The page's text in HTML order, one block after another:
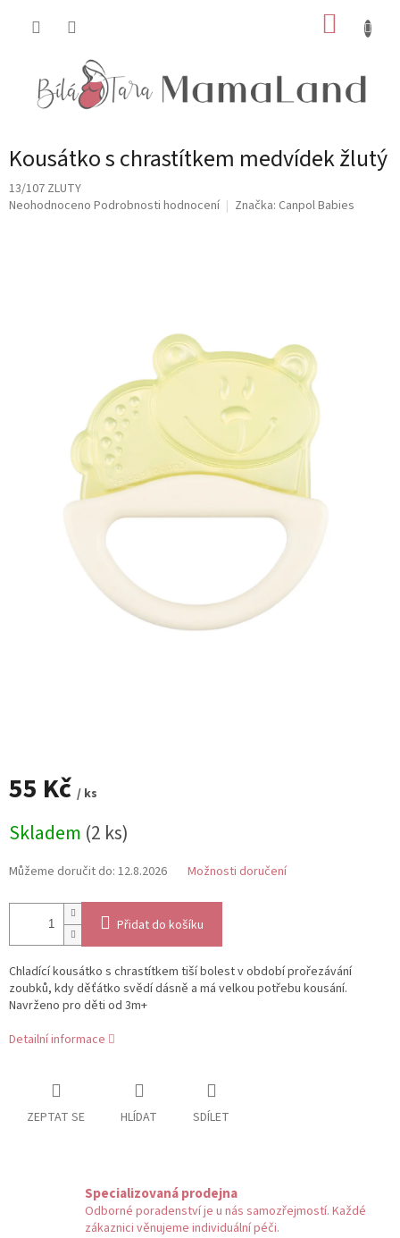
Kousátko s chrastítkem medvídek žlutý
13/107 ZLUTY
Průměrné
Neohodnoceno Podrobnosti hodnocení Značka: Canpol Babies
55 Kč / ks
cena:
Skladem (2 ks)
Můžeme doručit do: 12.8.2026 Možnosti doručení
Přidat do košíku
Chladící kousátko s chrastítkem tiší bolest v období prořezávání
zoubků, kdy děťátko svědí dásně a má velkou potřebu kousání.
Navrženo pro děti od 3m+
Detailní informace
ZEPTAT SE HLÍDAT SDÍLET
Specializovaná prodejna
Odborné poradenství je u nás samozřejmostí. Každé
zákaznici věnujeme individuální péči.